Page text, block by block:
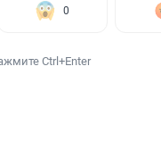
0
Ctrl+Enter